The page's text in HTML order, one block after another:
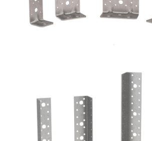
Scarpe metalliche BSI
ROTHOBLAAS